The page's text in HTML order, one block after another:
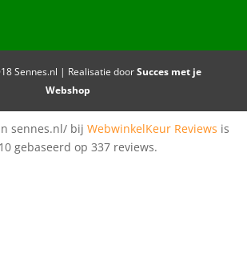
Sennes.nl | Realisatie doorSucces met je
Webshop
sennes.nl/ bij WebwinkelKeur Reviews is
gebaseerd op 337 reviews.